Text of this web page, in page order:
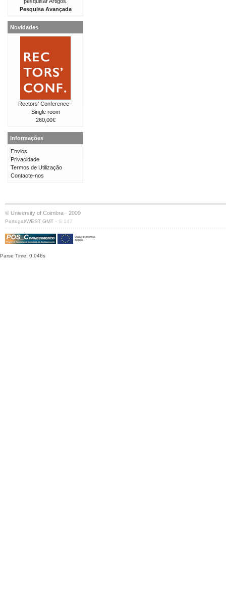
Pesquisa Avançada
Novidades
Rectors' Conference -
Single room
260,00€
Informações
Envios
Privacidade
Termos de Utilização
Contacte-nos
© University of Coimbra · 2009
Portugal/WEST GMT · S:147
Parse Time: 0.046s